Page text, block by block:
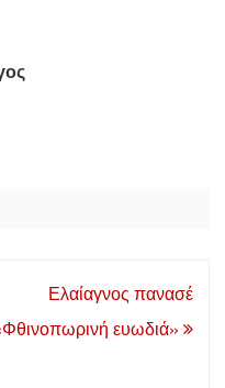
Ελαίαγνος πανασέ
ευωδιά»